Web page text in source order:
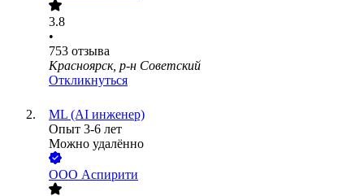
3.8
•
753 отзыва
Красноярск, р-н Советский
Откликнуться
ML (AI инженер)
Опыт 3-6 лет
Можно удалённо
ООО Аспирити